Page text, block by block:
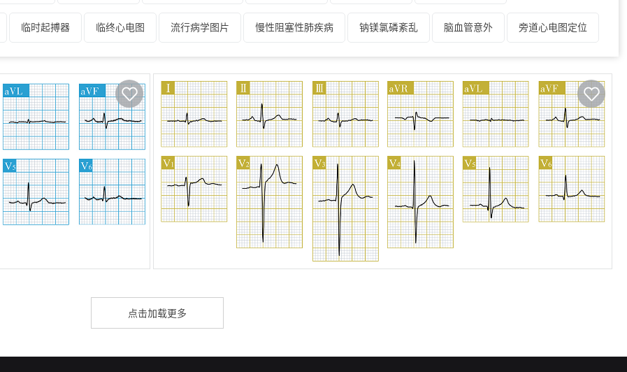
临时起搏器 临终心电图 流行病学图片 慢性阻塞性肺疾病 钠镁氯磷紊乱 脑血管意外 旁道心电图定位
室性心动过速 室性心律失常心电图定位 双腔起搏器 双束支阻滞 双向性室性心动过速 双心房异常
特发性乳头肌室性心动过速 特发性右室流出道室性心动过速 特发性右室流入道室性心动过速
过速 特发性左室室间隔室性心动过速 梯形图谱 统计图表 U波分析技能 完全性右束支阻滞
紊乱性房性心动过速 物理疾病与心电图 限制型心肌病 消化系统疾病 细胞电生理 细胞机制图
心电学史 心电轴分析技能
心内膜下心肌缺血 心室颤动
点击加载更多